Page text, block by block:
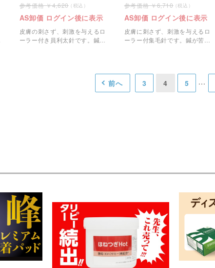
4,620
AS卸価 ログイン後に表示
皮膚の刺さず、刺激を与えるロ
ーラー付き員利太針です。鍼が
6,710
AS卸価 ログイン後に表示
皮膚に刺さず、刺激を与えるロ
ーラー付集毛針です。鍼が苦手
前へ 3 4 5